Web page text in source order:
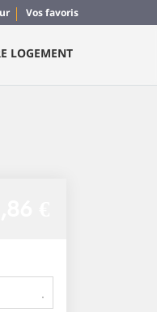
Vos favoris
LOGEMENT